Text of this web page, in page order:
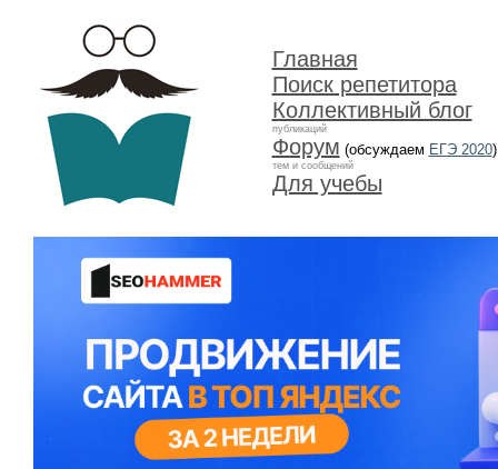
Главная
Поиск репетитора
Коллективный блог
публикаций
Форум (обсуждаем ЕГЭ 2020)
тем и сообщений
Для учебы